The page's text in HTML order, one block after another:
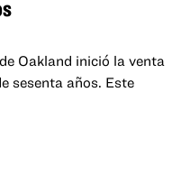
Oakland inició la venta
sesenta años. Este